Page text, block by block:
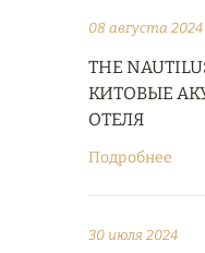
08 августа 2024
THE
КИТОВЫЕ
ОТЕЛЯ
Подробнее
30 июля 2024